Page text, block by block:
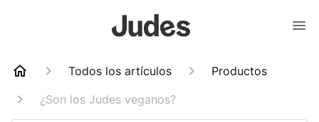
Todos los artículos
Productos
¿Son los Judes veganos?